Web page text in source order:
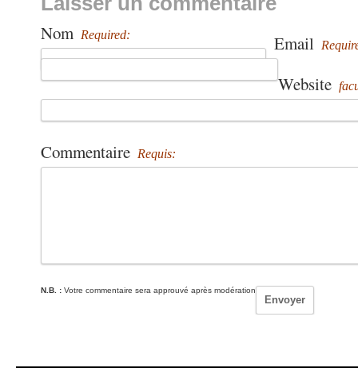
Nom Required: Email
Website
Commentaire Requis:
N.B. : Votre commentaire sera approuvé après modération